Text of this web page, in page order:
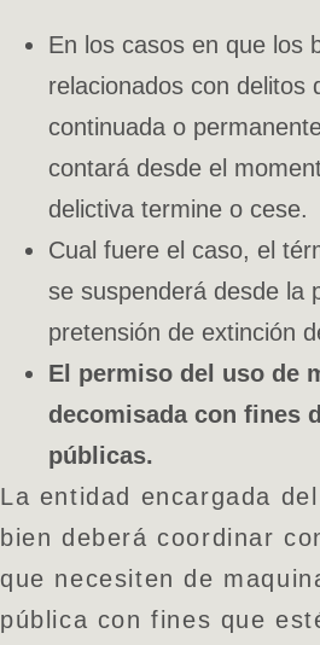
En los casos en que los
relacionados con delitos
continuada o
contará desde el
delictiva termine o cese.
Cual fuere el caso, el
se suspenderá desde la
pretensión de extinción
El permiso del uso de
decomisada con fines
públicas.
La entidad encargada
bien deberá coordinar
que necesiten de
pública con fines que